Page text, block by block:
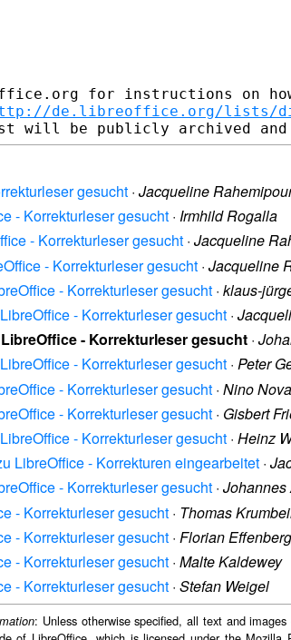
for instructions on
de.libreoffice.org/lists/
gesucht · Jacqueline
- Korrekturleser gesucht · Irmhild Rogalla
- Korrekturleser gesucht · Jacqueline
- Korrekturleser gesucht · Jacqueline
- Korrekturleser gesucht · klaus-
- Korrekturleser gesucht ·
- Korrekturleser gesucht ·
- Korrekturleser gesucht · Peter
- Korrekturleser gesucht · Nino
- Korrekturleser gesucht · Gisbert
- Korrekturleser gesucht · Heinz
LibreOffice - Korrekturen eingearbeitet ·
- Korrekturleser gesucht ·
- Korrekturleser gesucht · Thomas
- Korrekturleser gesucht · Florian
- Korrekturleser gesucht · Malte Kaldewey
- Korrekturleser gesucht · Stefan Weigel
: Unless otherwise specified, all text and